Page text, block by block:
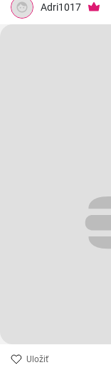
Adri1017
Uložiť